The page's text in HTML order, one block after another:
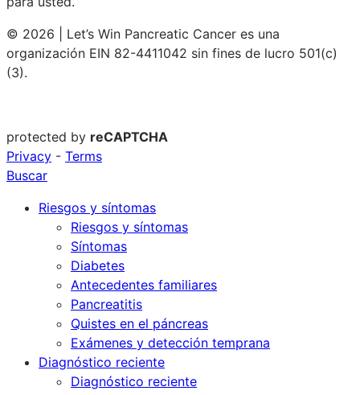
© 2026 | Let’s Win Pancreatic Cancer es una
organización EIN 82-4411042 sin fines de lucro 501(c)
(3).
protected by reCAPTCHA
Privacy - Terms
Buscar
Riesgos y síntomas
Riesgos y síntomas
Síntomas
Diabetes
Antecedentes familiares
Pancreatitis
Quistes en el páncreas
Exámenes y detección temprana
Diagnóstico reciente
Diagnóstico reciente